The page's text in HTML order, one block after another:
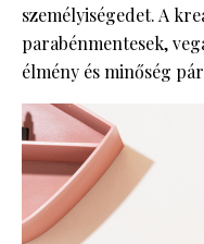
személyiségedet. A
parabénmentesek,
élmény és minőség